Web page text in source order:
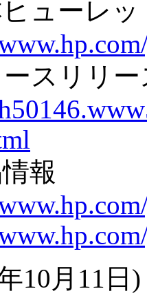
ューレ
スリリー
報
10月11日 )